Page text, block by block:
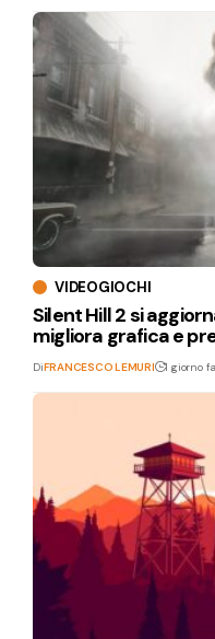
VIDEOGIOCHI
Silent Hill 2 si
migliora grafica e
DiFRANCESCO LEMURI 1 giorno fa